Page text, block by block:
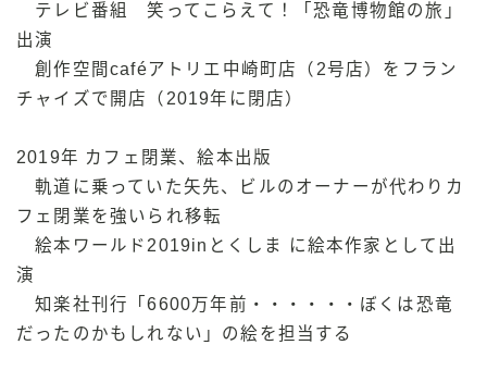
テレビ番組 笑ってこらえて！「恐竜博物館の旅」
出演
創作空間caféアトリエ中崎町店（2号店）をフラン
チャイズで開店（2019年に閉店）
2019年 カフェ閉業、絵本出版
軌道に乗っていた矢先、ビルのオーナーが代わりカ
フェ閉業を強いられ移転
絵本ワールド2019inとくしま に絵本作家として出
演
知楽社刊行「6600万年前・・・・・・ぼくは恐竜
だったのかもしれない」の絵を担当する